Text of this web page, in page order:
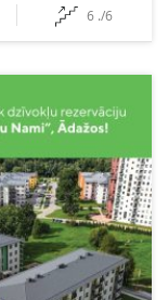
6 ./6